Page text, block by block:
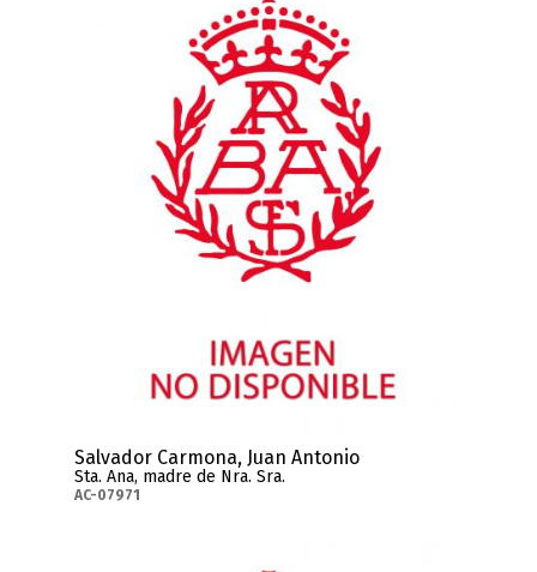
Salvador Carmona, Juan Antonio
Sta. Ana, madre de Nra. Sra.
AC-07971